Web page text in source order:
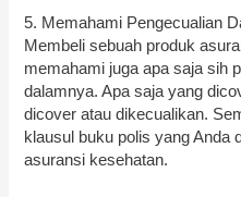
5. Memahami Pengecualian
Membeli sebuah produk
memahami juga apa saja sih
dalamnya. Apa saja yang
dicover atau dikecualikan.
klausul buku polis yang Anda
asuransi kesehatan.